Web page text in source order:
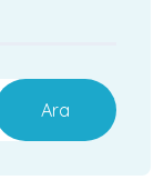
Ara